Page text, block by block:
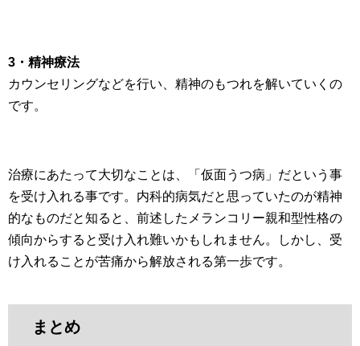
3・精神療法
カウンセリングなどを行い、精神のもつれを解いていくの
です。
治療にあたって大切なことは、「仮面うつ病」だという事
を受け入れる事です。内科的病気だと思っていたのが精神
的なものだと知ると、前述したメランコリー親和型性格の
傾向からすると受け入れ難いかもしれません。しかし、受
け入れることが苦痛から解放される第一歩です。
まとめ